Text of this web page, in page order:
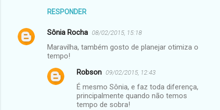
RESPONDER
Sônia Rocha 08/02/2015, 15:18
Maravilha, também gosto de planejar otimiza o
tempo!
Robson 09/02/2015, 12:43
É mesmo Sônia, e faz toda diferença,
principalmente quando não temos
tempo de sobra!